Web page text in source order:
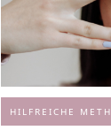
HILFREICHE